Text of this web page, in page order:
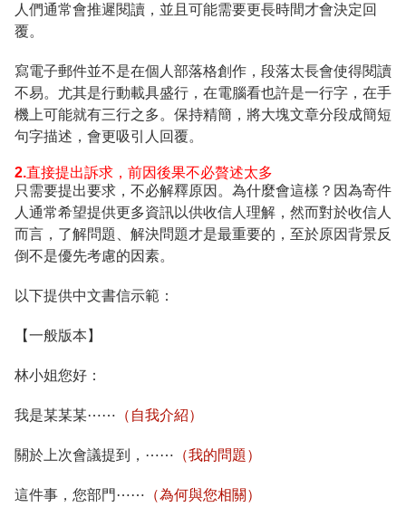
人們通常會推遲閱讀，並且可能需要更長時間才會決定回
覆。
寫電子郵件並不是在個人部落格創作，段落太長會使得閱讀
不易。尤其是行動載具盛行，在電腦看也許是一行字，在手
機上可能就有三行之多。保持精簡，將大塊文章分段成簡短
句字描述，會更吸引人回覆。
2.直接提出訴求，前因後果不必贅述太多
只需要提出要求，不必解釋原因。為什麼會這樣？因為寄件
人通常希望提供更多資訊以供收信人理解，然而對於收信人
而言，了解問題、解決問題才是最重要的，至於原因背景反
倒不是優先考慮的因素。
以下提供中文書信示範：
【一般版本】
林小姐您好：
我是某某某⋯⋯ （自我介紹）
關於上次會議提到，⋯⋯ （我的問題）
這件事，您部門⋯⋯ （為何與您相關）